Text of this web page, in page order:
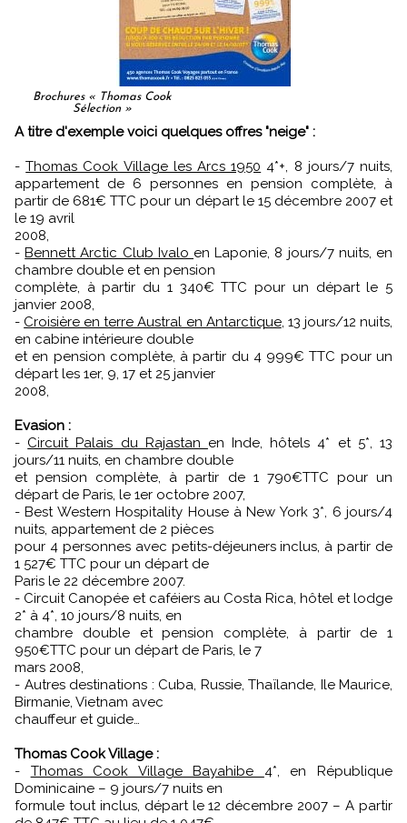
Brochures « Thomas Cook
Sélection »
A titre d'exemple voici quelques offres "neige" :
-Thomas Cook Village les Arcs 1950 4*+, 8 jours/7 nuits,
appartement de 6 personnes en pension complète, à
partir de 681€ TTC pour un départ le 15 décembre 2007 et
le 19 avril
2008,
-Bennett Arctic Club Ivalo en Laponie, 8 jours/7 nuits, en
chambre double et en pension
complète, à partir du 1 340€ TTC pour un départ le 5
janvier 2008,
- Croisière en terre Austral en Antarctique, 13 jours/12 nuits,
en cabine intérieure double
et en pension complète, à partir du 4 999€ TTC pour un
départ les 1er, 9, 17 et 25 janvier
2008,
Evasion :
- Circuit Palais du Rajastan en Inde, hôtels 4* et 5*, 13
jours/11 nuits, en chambre double
et pension complète, à partir de 1 790€TTC pour un
départ de Paris, le 1er octobre 2007,
- Best Western Hospitality House à New York 3*, 6 jours/4
nuits, appartement de 2 pièces
pour 4 personnes avec petits-déjeuners inclus, à partir de
1 527€ TTC pour un départ de
Paris le 22 décembre 2007.
- Circuit Canopée et caféiers au Costa Rica, hôtel et lodge
2* à 4*, 10 jours/8 nuits, en
chambre double et pension complète, à partir de 1
950€TTC pour un départ de Paris, le 7
mars 2008,
- Autres destinations : Cuba, Russie, Thaïlande, Ile Maurice,
Birmanie, Vietnam avec
chauffeur et guide…
Thomas Cook Village :
- Thomas Cook Village Bayahibe 4*, en République
Dominicaine – 9 jours/7 nuits en
formule tout inclus, départ le 12 décembre 2007 – A partir